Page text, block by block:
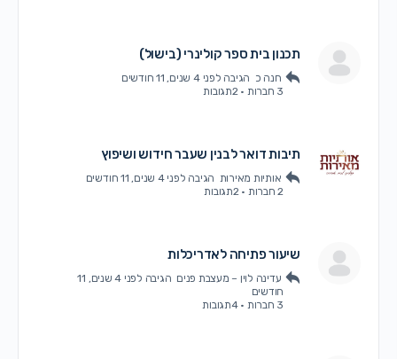
תכנון בית ספר קולינרי (בישול)
חנה כ הגיבהלפני 4 שנים, 11 חודשים
· 2תגובות
תיבות דואר לבנין שעבר חידוש ושיפוץ
אותיות מאירות הגיבהלפני 4 שנים, 11 חודשים
· 2תגובות
שיעור פתיחה לאדריכלות
עדינה לוין – מעצבת פנים הגיבה
לפני 4 שנים, 11
· 4תגובות